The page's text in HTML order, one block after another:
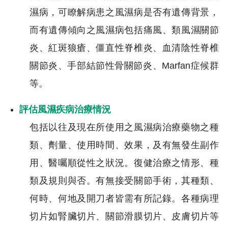
濕病，可瞭解病患之風濕病是否有遺傳背景，
而有遺傳傾向之風濕病包括痛風、類風濕關節
炎、紅斑狼瘡、僵直性脊椎炎、血清陰性脊椎
關節炎、手部結節性骨關節炎、Marfan症候群
等。
評估風濕疾病治療情況
包括以往及現在所使用之風濕病治療藥物之種
類、劑量、使用時間、效果，及有無發生副作
用、醫囑順從性之狀況。復健治療之情形、種
類及規則與否。有無接受關節手術，其種類、
何時、何地及開刀者皆需有所記錄。各種病理
切片如腎臟切片、關節滑膜切片、皮膚切片等